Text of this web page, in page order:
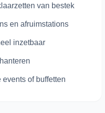
van bestek
en afruimstations
inzetbaar
of buffetten